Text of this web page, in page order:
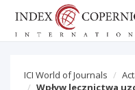
ICI World of Journals
Wpływ lecznictwa